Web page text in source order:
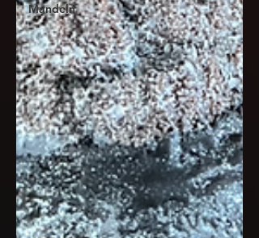
Mandeln